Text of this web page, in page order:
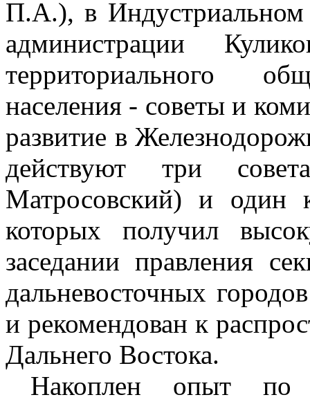
П.А.), в Индустриальном
администрации
территориального
населения - советы и
развитие в
действуют три
Матросовский) и один
которых получил
заседании правления
дальневосточных
и рекомендован к
Дальнего Востока.
Накоплен опыт по